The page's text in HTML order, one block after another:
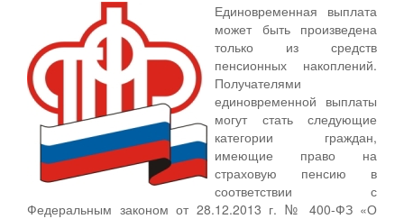
Единовременная выплата
может быть произведена
только из средств
пенсионных накоплений.
Получателями
единовременной выплаты
могут стать следующие
категории граждан,
имеющие право на
страховую пенсию в
соответствии с
Федеральным законом от 28.12.2013 г. № 400-ФЗ «О